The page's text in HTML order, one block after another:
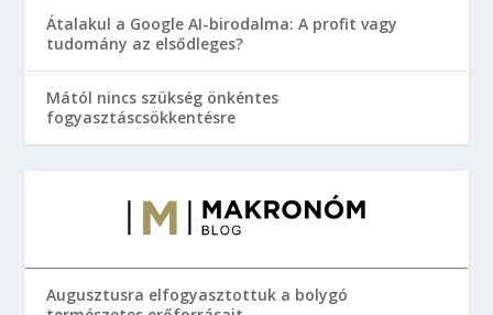
Átalakul a Google AI-birodalma: A profit vagy
tudomány az elsődleges?
Mától nincs szükség önkéntes
fogyasztáscsökkentésre
Augusztusra elfogyasztottuk a bolygó